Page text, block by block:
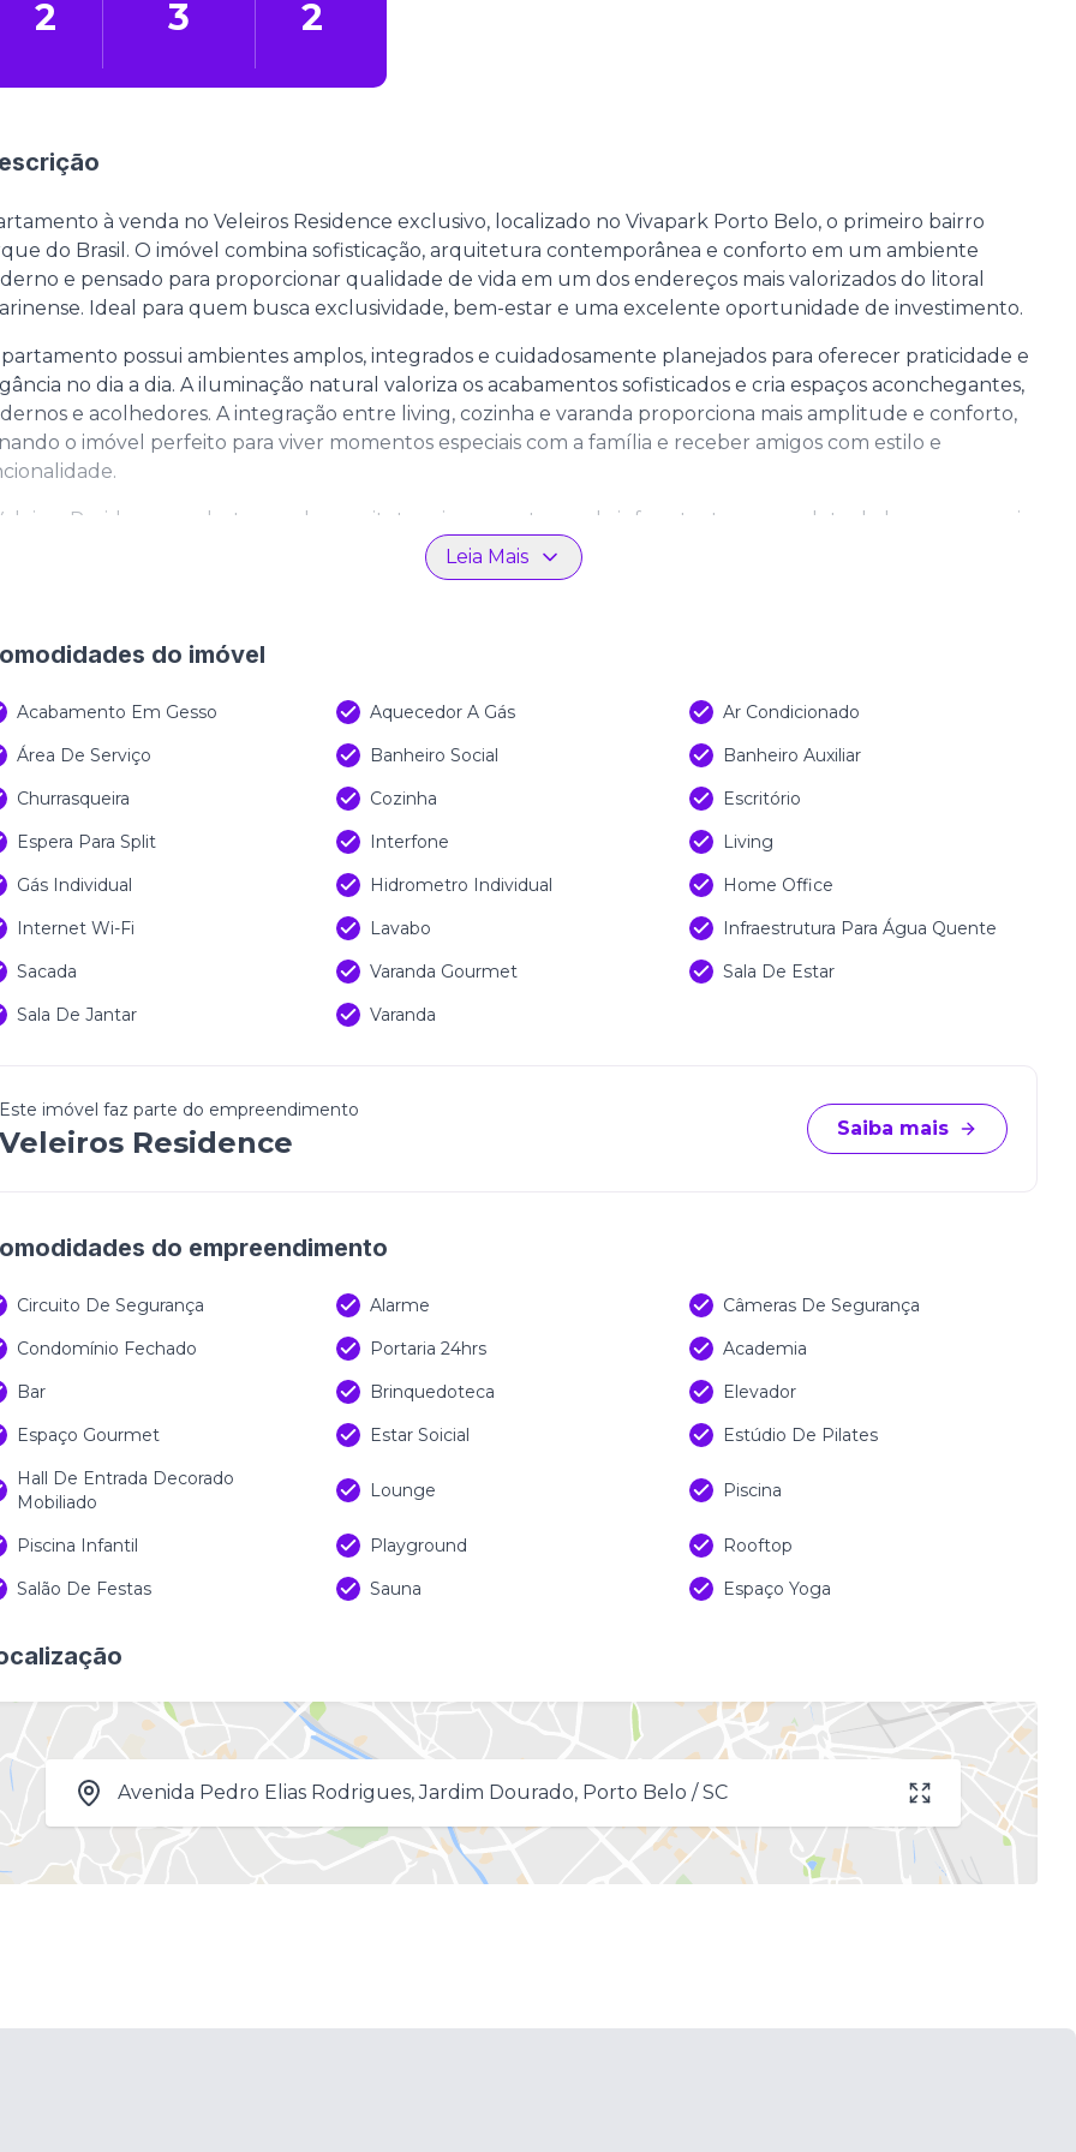
2 3 2
à venda no Veleiros Residence exclusivo, localizado no Vivapark Porto Belo, o primeiro bairro
do Brasil. O imóvel combina sofisticação, arquitetura contemporânea e conforto em um ambiente
e pensado para proporcionar qualidade de vida em um dos endereços mais valorizados do litoral
Ideal para quem busca exclusividade, bem-estar e uma excelente oportunidade de investimento.
possui ambientes amplos, integrados e cuidadosamente planejados para oferecer praticidade e
no dia a dia. A iluminação natural valoriza os acabamentos sofisticados e cria espaços aconchegantes,
e acolhedores. A integração entre living, cozinha e varanda proporciona mais amplitude e conforto,
o imóvel perfeito para viver momentos especiais com a família e receber amigos com estilo e
Residence se destaca pela arquitetura imponente e pela infraestrutura completa de lazer, com mais
distribuídos em cinco pavimentos e 27 ambientes exclusivos voltados ao bem-estar e
Entre os grandes diferenciais estão os rooftops panorâmicos conectados por passarelas de
de viver com conforto, modernidade e exclusividade no Vivapark Porto Belo.
Leia Mais
do imóvel
Acabamento Em Gesso Aquecedor A Gás
Ar Condicionado
Área De Serviço
Banheiro Social
Banheiro Auxiliar
Churrasqueira
Cozinha
Escritório
Espera Para Split
Interfone
Living
Gás Individual
Hidrometro Individual
Home Office
Internet Wi-Fi
Lavabo
Infraestrutura Para Água Quente
Sacada
Varanda Gourmet
Sala De Estar
Sala De Jantar
Varanda
Este imóvel faz parte do empreendimento
Veleiros Residence Saiba mais
do empreendimento
Circuito De Segurança Alarme
Câmeras De Segurança
Condomínio Fechado
Portaria 24hrs
Academia
Bar
Brinquedoteca
Elevador
Espaço Gourmet
Estar Soicial
Estúdio De Pilates
Hall De Entrada Decorado
Mobiliado
Lounge Piscina
Piscina Infantil Playground
Rooftop
Salão De Festas
Sauna Espaço Yoga
Avenida Pedro Elias Rodrigues, Jardim Dourado, Porto Belo / SC